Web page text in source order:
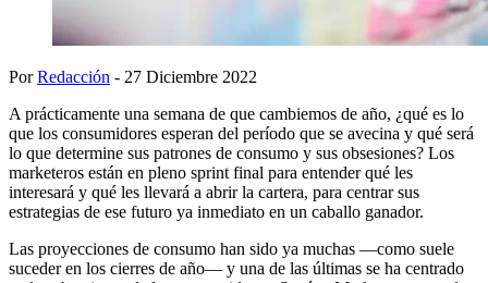
PorRedacción - 27 Diciembre 2022
A prácticamente una semana de que cambiemos de año, ¿qué es lo
que los consumidores esperan del período que se avecina y qué será
lo que determine sus patrones de consumo y sus obsesiones? Los
marketeros están en pleno sprint final para entender qué les
interesará y qué les llevará a abrir la cartera, para centrar sus
estrategias de ese futuro ya inmediato en un caballo ganador.
Las proyecciones de consumo han sido ya muchas —como suele
suceder en los cierres de año— y una de las últimas se ha centrado